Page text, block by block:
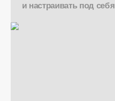
и настраивать под себя